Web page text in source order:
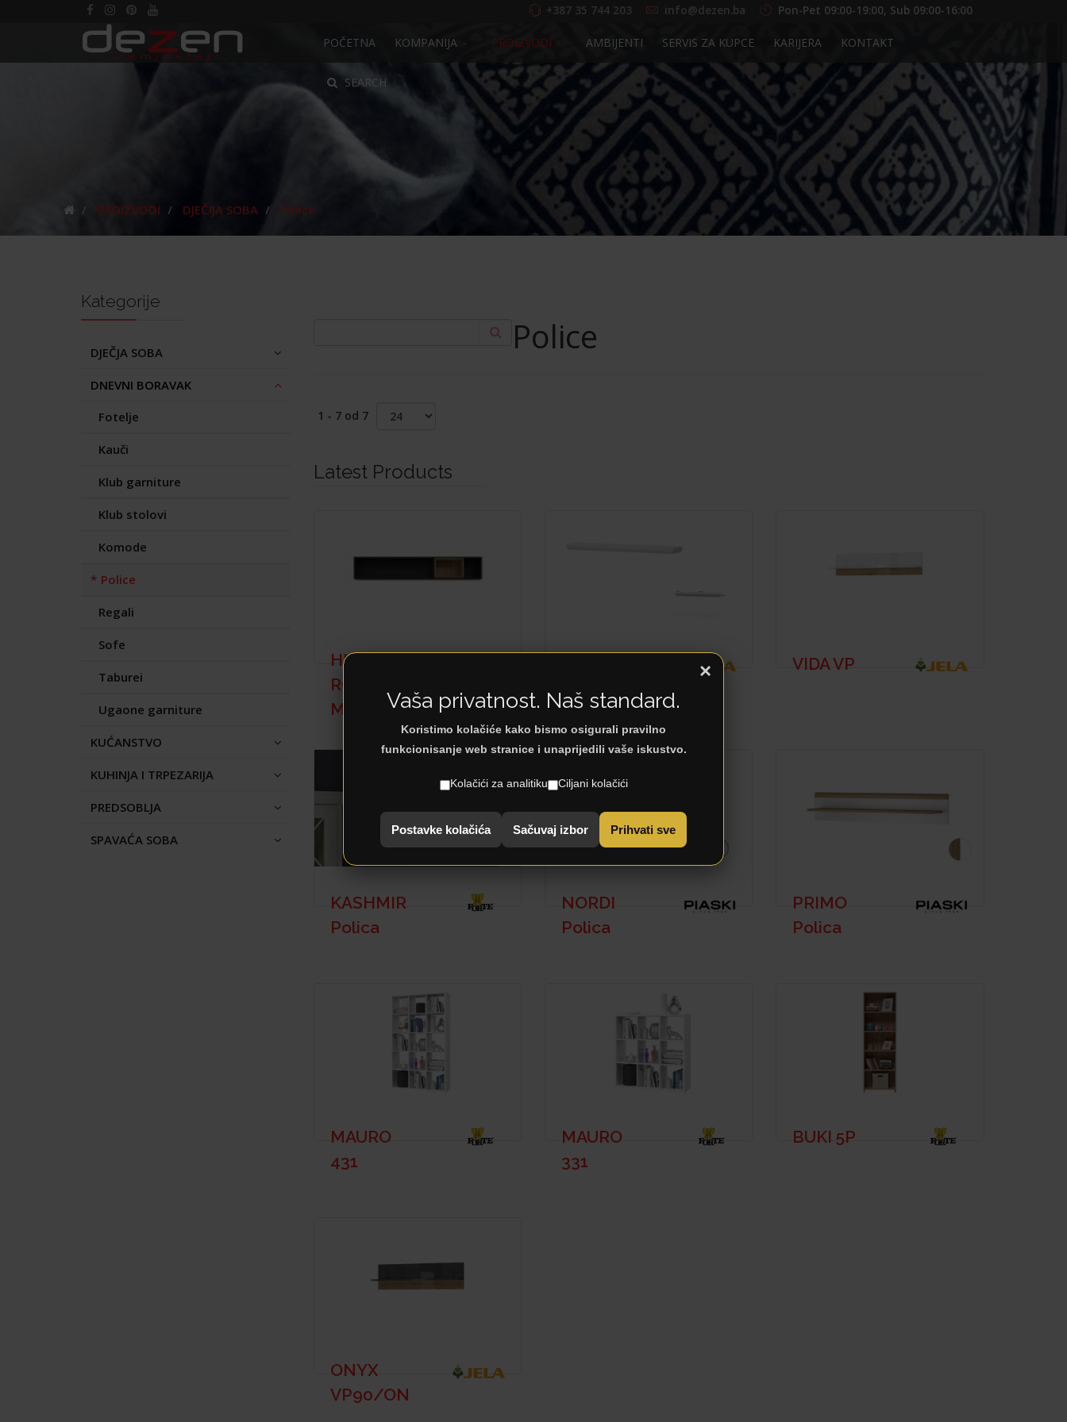
POČETNA KOMPANIJA PROIZVODI AMBIJENTI SERVIS ZA KUPCE KARIJERA KONTAKT
SEARCH
+387 35 744 203 info@dezen.ba Pon-Pet 09:00-19:00, Sub 09:00-16:00
PROIZVODI DJEČIJA SOBA Police
Kategorije
DJEČJA SOBA
DNEVNI BORAVAK
Fotelje
Kauči
Klub garniture
Klub stolovi
Komode
Police
Regali
Sofe
Taburei
Ugaone garniture
KUĆANSTVO
KUHINJA I TRPEZARIJA
PREDSOBLJA
SPAVAĆA SOBA
Police
1 - 7 od 7
Latest Products
HIGH
ROCK
M197
VP
VIDA VP
KASHMIR
Polica
NORDI
Polica
PRIMO
Polica
MAURO
431
MAURO
331
BUKI 5P
ONYX
VP90/ON
×
Vaša privatnost. Naš standard.
Koristimo kolačiće kako bismo osigurali pravilno
funkcionisanje web stranice i unaprijedili vaše iskustvo.
Kolačići za analitiku Ciljani kolačići
Postavke kolačića Sačuvaj izbor Prihvati sve